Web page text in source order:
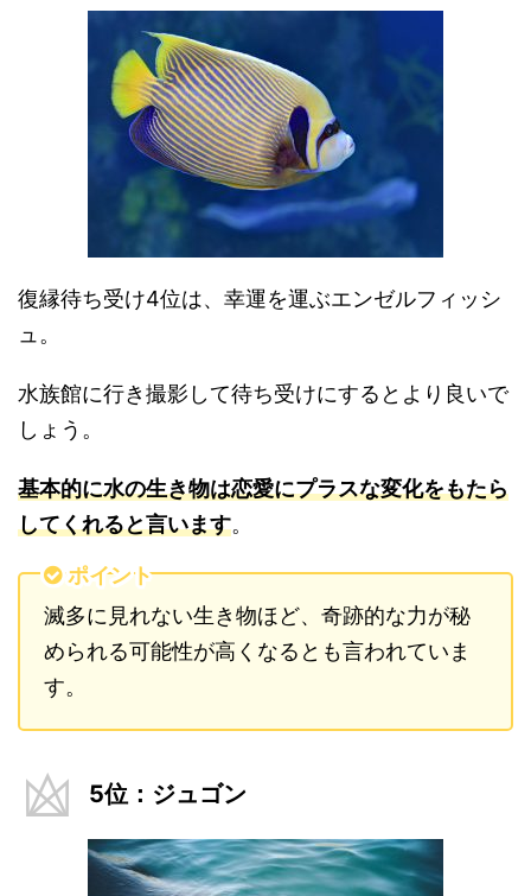
復縁待ち受け4位は、幸運を運ぶエンゼルフィッシ
ュ。
水族館に行き撮影して待ち受けにするとより良いで
しょう。
基本的に水の生き物は恋愛にプラスな変化をもたら
してくれると言います。
ポイント
滅多に見れない生き物ほど、奇跡的な力が秘
められる可能性が高くなるとも言われていま
す。
5位：ジュゴン